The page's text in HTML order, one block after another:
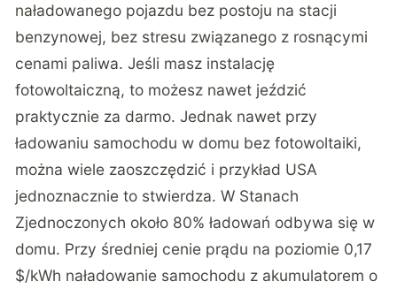
naładowanego pojazdu bez postoju na stacji
benzynowej, bez stresu związanego z rosnącymi
cenami paliwa. Jeśli masz instalację
fotowoltaiczną, to możesz nawet jeździć
praktycznie za darmo. Jednak nawet przy
ładowaniu samochodu w domu bez fotowoltaiki,
można wiele zaoszczędzić i przykład USA
jednoznacznie to stwierdza. W Stanach
Zjednoczonych około 80% ładowań odbywa się w
domu. Przy średniej cenie prądu na poziomie 0,17
$/kWh naładowanie samochodu z akumulatorem o